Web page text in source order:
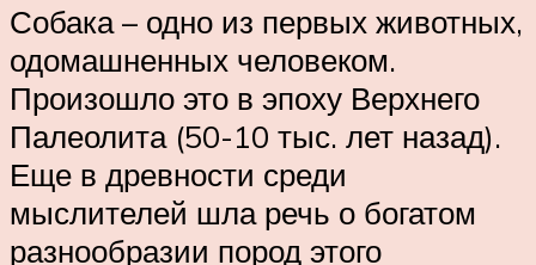
Собака – одно из первых животных,
одомашненных человеком.
Произошло это в эпоху Верхнего
Палеолита (50-10 тыс. лет назад).
Еще в древности среди
мыслителей шла речь о богатом
разнообразии пород этого